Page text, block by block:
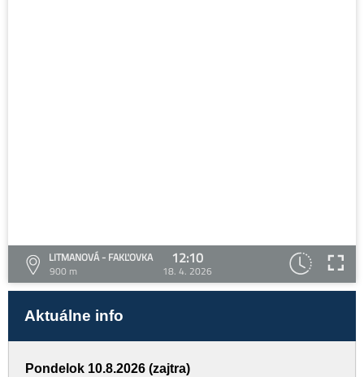
LITMANOVÁ - FAKĽOVKA
900 m
12:10
18. 4. 2026
Aktuálne info
Pondelok 10.8.2026 (zajtra)